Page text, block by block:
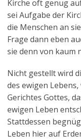
Kirche oft genug
sei Aufgabe der
die Menschen an
Frage dann eben
sie denn von kaum
Nicht gestellt wird
des ewigen
Gerichtes Gottes,
ewigen Leben
Stattdessen
Leben hier auf